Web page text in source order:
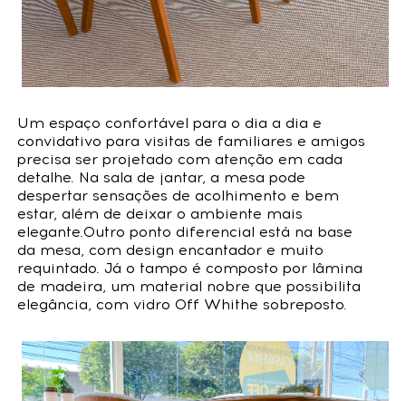
Um espaço confortável para o dia a dia e
convidativo para visitas de familiares e amigos
precisa ser projetado com atenção em cada
detalhe. Na sala de jantar, a mesa pode
despertar sensações de acolhimento e bem
estar, além de deixar o ambiente mais
elegante.Outro ponto diferencial está na base
da mesa, com design encantador e muito
requintado. Já o tampo é composto por lâmina
de madeira, um material nobre que possibilita
elegância, com vidro Off Whithe sobreposto.